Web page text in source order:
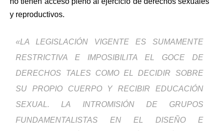
y reproductivos.
«LA LEGISLACIÓN VIGENTE ES SUMAMENTE
RESTRICTIVA E IMPOSIBILITA EL GOCE DE
DERECHOS TALES COMO EL DECIDIR SOBRE
SU PROPIO CUERPO Y RECIBIR EDUCACIÓN
SEXUAL. LA INTROMISIÓN DE GRUPOS
FUNDAMENTALISTAS EN EL DISEÑO E